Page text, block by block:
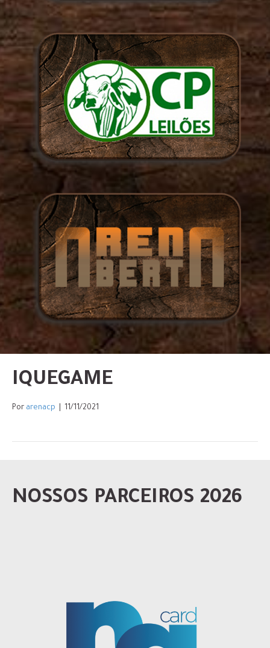
IQUEGAME
Por arenacp 11/11/2021
NOSSOS PARCEIROS 2026